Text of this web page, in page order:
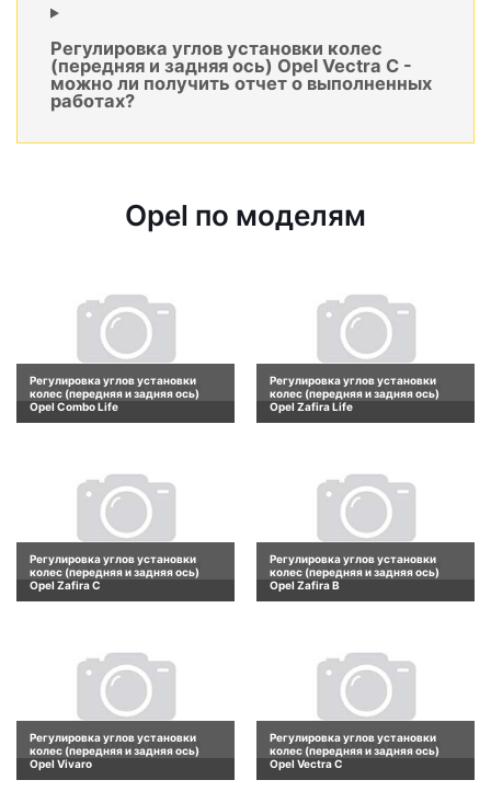
Регулировка углов установки колес
(передняя и задняя ось) Opel Vectra C -
можно ли получить отчет о выполненных
работах?
Opel по моделям
Регулировка углов установки
колес (передняя и задняя ось)
Opel Combo Life
Регулировка углов установки
колес (передняя и задняя ось)
Opel Zafira Life
Регулировка углов установки
колес (передняя и задняя ось)
Opel Zafira C
Регулировка углов установки
колес (передняя и задняя ось)
Opel Zafira B
Регулировка углов установки
колес (передняя и задняя ось)
Opel Vivaro
Регулировка углов установки
колес (передняя и задняя ось)
Opel Vectra C